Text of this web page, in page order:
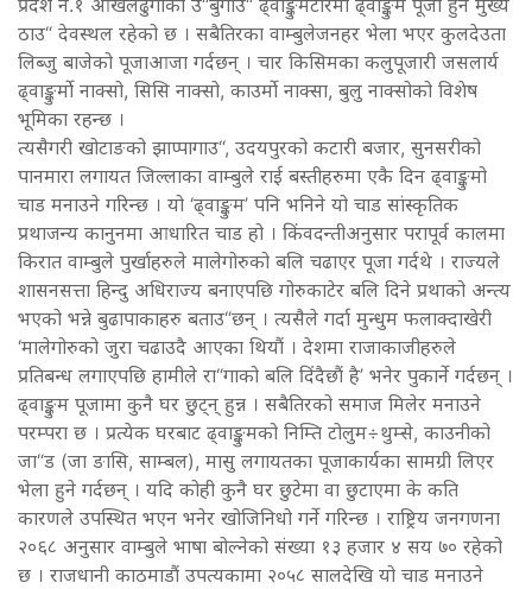
प्रदेश नं.१ ओखलढुंगाको उ“बुगाउ“ ढ्वाङ्कुमटारमा ढ्वाङ्कुम पूजा हुने मुख्य
ठाउ“ देवस्थल रहेको छ । सबैतिरका वाम्बुलेजनहर भेला भएर कुलदेउता
लिब्जु बाजेको पूजाआजा गर्दछन् । चार किसिमका कलुपूजारी जसलार्य
ढ्वाङ्कुर्मो नाक्सो, सिसि नाक्सो, काउर्मो नाक्सा, बुलु नाक्सोको विशेष
भूमिका रहन्छ ।
त्यसैगरी खोटाङको झाप्पागाउ“, उदयपुरको कटारी बजार, सुनसरीको
पानमारा लगायत जिल्लाका वाम्बुले राई बस्तीहरुमा एकै दिन ढ्वाङ्कुमो
चाड मनाउने गरिन्छ । यो ‘ढ्वाङ्कुम’ पनि भनिने यो चाड सांस्कृतिक
प्रथाजन्य कानुनमा आधारित चाड हो । किंवदन्तीअनुसार परापूर्व कालमा
किरात वाम्बुले पुर्खाहरुले मालेगोरुको बलि चढाएर पूजा गर्दथे । राज्यले
शासनसत्ता हिन्दु अधिराज्य बनाएपछि गोरुकाटेर बलि दिने प्रथाको अन्त्य
भएको भन्ने बुढापाकाहरु बताउ“छन् । त्यसैले गर्दा मुन्धुम फलाक्दाखेरी
‘मालेगोरुको जुरा चढाउदै आएका थियौं । देशमा राजाकाजीहरुले
प्रतिबन्ध लगाएपछि हामीले रा“गाको बलि दिंदैछौं है’ भनेर पुकार्ने गर्दछन् ।
ढ्वाङ्कुम पूजामा कुनै घर छुट्न् हुन्न । सबैतिरको समाज मिलेर मनाउने
परम्परा छ । प्रत्येक घरबाट ढ्वाङ्कुमको निम्ति टोलुम÷थुम्से, काउनीको
जा“ड (जा ङासि, साम्बल), मासु लगायतका पूजाकार्यका सामग्री लिएर
भेला हुने गर्दछन् । यदि कोही कुनै घर छुटेमा वा छुटाएमा के कति
कारणले उपस्थित भएन भनेर खोजिनिधो गर्ने गरिन्छ । राष्ट्रिय जनगणना
२०६८ अनुसार वाम्बुले भाषा बोल्नेको संख्या १३ हजार ४ सय ७० रहेको
छ । राजधानी काठमाडौं उपत्यकामा २०५८ सालदेखि यो चाड मनाउने